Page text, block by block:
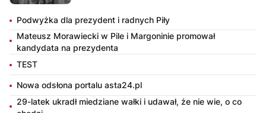
Podwyżka dla prezydent i radnych Piły
Mateusz Morawiecki w Pile i Margoninie promował
kandydata na prezydenta
TEST
Nowa odsłona portalu asta24.pl
29-latek ukradł miedziane wałki i udawał, że nie wie, o co